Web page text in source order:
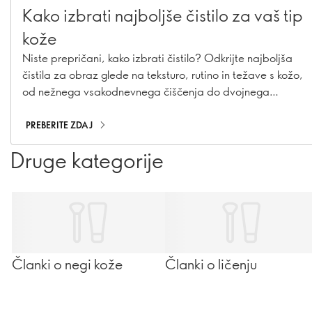
Kako izbrati najboljše čistilo za vaš tip
kože
Niste prepričani, kako izbrati čistilo? Odkrijte najboljša
čistila za obraz glede na teksturo, rutino in težave s kožo,
od nežnega vsakodnevnega čiščenja do dvojnega
PREBERITE ZDAJ
Druge kategorije
Članki o negi kože Članki o ličenju